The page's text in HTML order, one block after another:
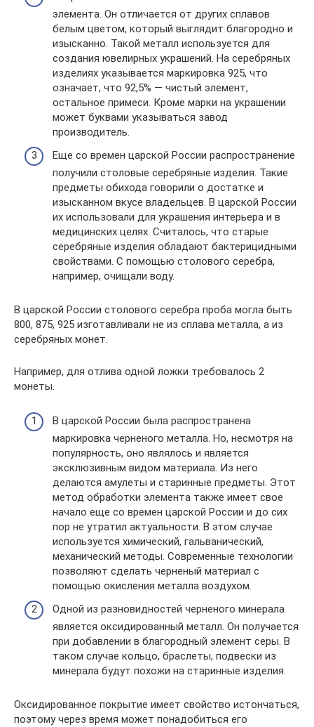
элемента. Он отличается от других сплавов
белым цветом, который выглядит благородно и
изысканно. Такой металл используется для
создания ювелирных украшений. На серебряных
изделиях указывается маркировка 925, что
означает, что 92,5% — чистый элемент,
остальное примеси. Кроме марки на украшении
может буквами указываться завод
производитель.
Еще со времен царской России распространение
получили столовые серебряные изделия. Такие
предметы обихода говорили о достатке и
изысканном вкусе владельцев. В царской России
их использовали для украшения интерьера и в
медицинских целях. Считалось, что старые
серебряные изделия обладают бактерицидными
свойствами. С помощью столового серебра,
например, очищали воду.
В царской России столового серебра проба могла быть
800, 875, 925 изготавливали не из сплава металла, а из
серебряных монет.
Например, для отлива одной ложки требовалось 2
монеты.
В царской России была распространена
маркировка черненого металла. Но, несмотря на
популярность, оно являлось и является
эксклюзивным видом материала. Из него
делаются амулеты и старинные предметы. Этот
метод обработки элемента также имеет свое
начало еще со времен царской России и до сих
пор не утратил актуальности. В этом случае
используется химический, гальванический,
механический методы. Современные технологии
позволяют сделать черненый материал с
помощью окисления металла воздухом.
Одной из разновидностей черненого минерала
является оксидированный металл. Он получается
при добавлении в благородный элемент серы. В
таком случае кольцо, браслеты, подвески из
минерала будут похожи на старинные изделия.
Оксидированное покрытие имеет свойство истончаться,
поэтому через время может понадобиться его